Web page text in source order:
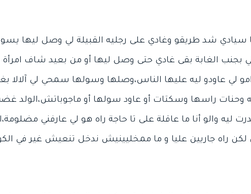
يا سيادي شد طريقو وغادي على رجليه القبيلة لي وصل ليها
لي بجنب الغابة بقى غادي حتى وصل ليها أو من بعيد شاف
لي عاودو ليه عليها الناس،وصلها وسولها سمحي لي آلالا
وحنات راسها وسكتات أو عاود سولها أو ماجوباتش،الولد
ليه والو أنا ما عاقلة على تا حاجة راه هو لي عارفني
لكن راه جاريين عليا و ما ممخليينيش ندخل تنعيش غير في